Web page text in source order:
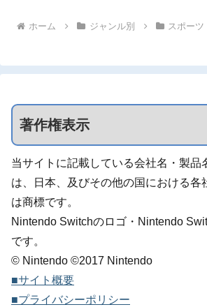
ホーム ジャンル別 スポーツ
著作権表示
当サイトに記載している会社名・製品
は、日本、及びその他の国における各
は商標です。
Nintendo Switchのロゴ・Nintendo
です。
© Nintendo ©2017 Nintendo
■サイト概要
■プライバシーポリシー